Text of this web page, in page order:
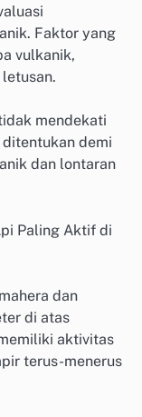
Faktor yang
vulkanik,
mendekati
demi
dan lontaran
Paling Aktif di
dan
di atas
aktivitas
terus-menerus